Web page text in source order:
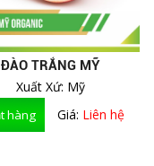
ĐÀO TRẮNG MỸ
Xuất Xứ: Mỹ
Giá: Liên hệ